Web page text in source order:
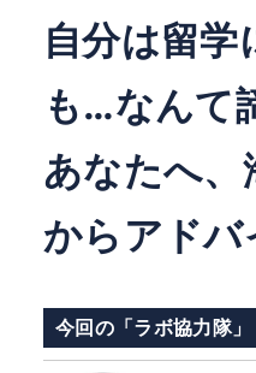
自分は留
も…なんて
あなたへ、
からアドバ
今回の「ラボ協力隊」